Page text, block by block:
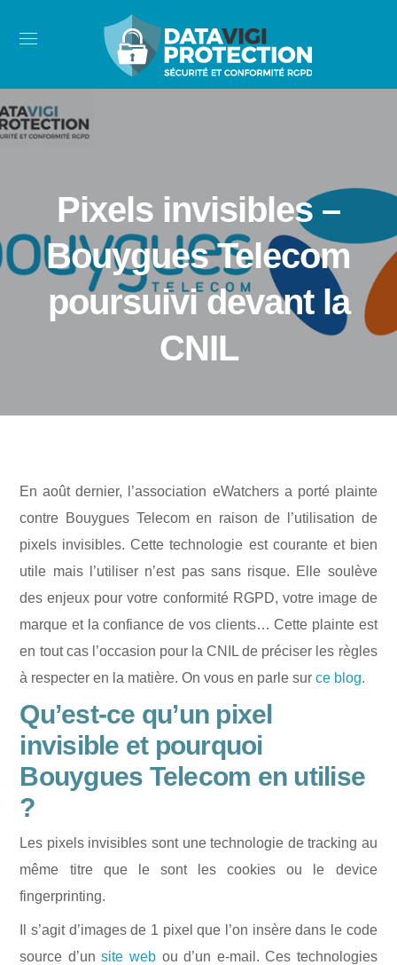
Pixels invisibles –
Bouygues Telecom
poursuivi devant la
CNIL
En août dernier, l’association eWatchers a porté plainte
contre Bouygues Telecom en raison de l’utilisation de
pixels invisibles. Cette technologie est courante et bien
utile mais l’utiliser n’est pas sans risque. Elle soulève
des enjeux pour votre conformité RGPD, votre image de
marque et la confiance de vos clients… Cette plainte est
en tout cas l’occasion pour la CNIL de préciser les règles
à respecter en la matière. On vous en parle surce blog.
Qu’est-ce qu’un pixel
invisible et pourquoi
Bouygues Telecom en utilise
?
Les pixels invisibles sont une technologie de tracking au
même titre que le sont les cookies ou le device
fingerprinting.
Il s’agit d’images de 1 pixel que l’on insère dans le code
source d’unsite web ou d’un e-mail. Ces technologies